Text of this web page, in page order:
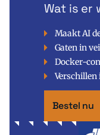
Wat is er
Maakt AI
Gaten in
Docker-
Bestel nu